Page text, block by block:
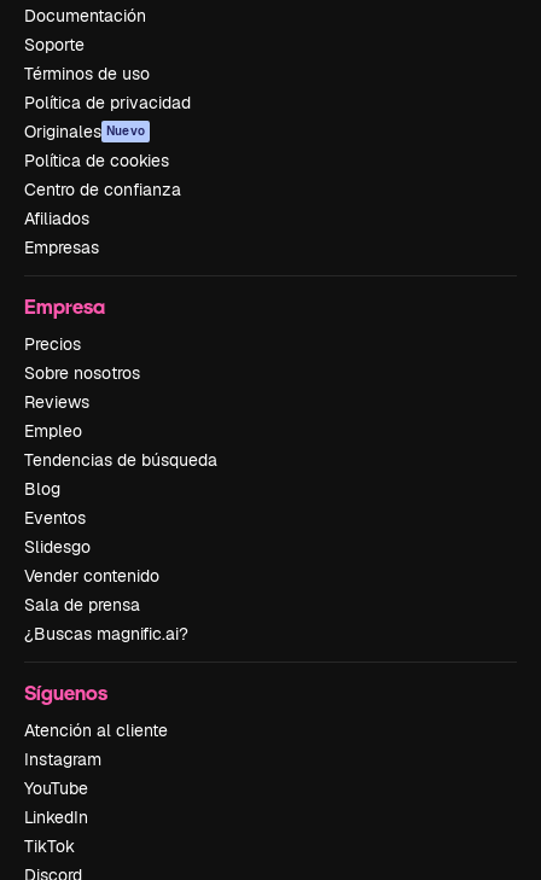
Documentación
Soporte
Términos de uso
Política de privacidad
Originales Nuevo
Política de cookies
Centro de confianza
Afiliados
Empresas
Empresa
Precios
Sobre nosotros
Reviews
Empleo
Tendencias de búsqueda
Blog
Eventos
Slidesgo
Vender contenido
Sala de prensa
¿Buscas magnific.ai?
Síguenos
Atención al cliente
Instagram
YouTube
LinkedIn
TikTok
Discord